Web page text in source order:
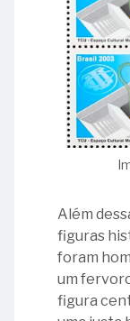
Além
figuras
foram
um
figura